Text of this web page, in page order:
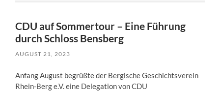
CDU auf Sommertour – Eine Führung
durch Schloss Bensberg
AUGUST 21, 2023
Anfang August begrüßte der Bergische Geschichtsverein
Rhein-Berg e.V. eine Delegation von CDU